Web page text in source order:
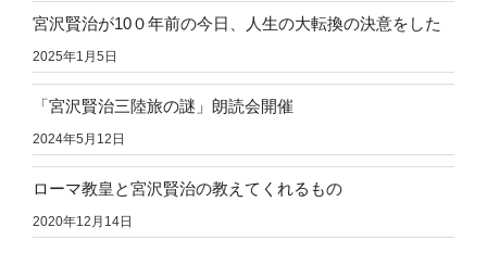
宮沢賢治が10０年前の今日、人生の大転換の決意をした
2025年1月5日
「宮沢賢治三陸旅の謎」朗読会開催
2024年5月12日
ローマ教皇と宮沢賢治の教えてくれるもの
2020年12月14日